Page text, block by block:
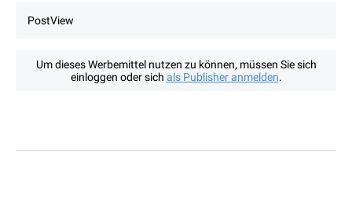
PostView
Um dieses Werbemittel nutzen zu können, müssen Sie sich
einloggen oder sich als Publisher anmelden.